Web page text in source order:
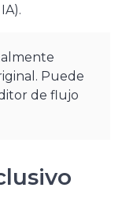
Puede
de flujo